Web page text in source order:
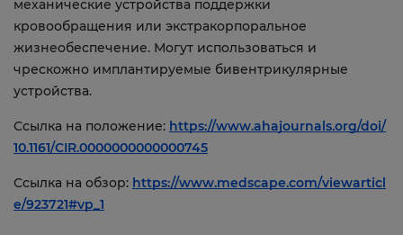
механические устройства поддержки
кровообращения или экстракорпоральное
жизнеобеспечение. Могут использоваться и
чрескожно имплантируемые бивентрикулярные
устройства.
Ссылка на положение: https://www.ahajournals.org/doi/
10.1161/CIR.0000000000000745
Ссылка на обзор: https://www.medscape.com/viewarticl
e/923721#vp_1